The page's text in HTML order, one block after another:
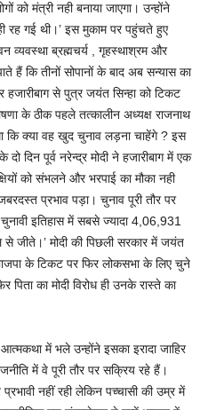
को मंत्री नही बनाया जाएगा। उन्होंने
रह गई थी।’ इस मुकाम पर पहुंचते हुए
व्यवस्था ब्रह्मचर्य , गृहस्थाश्रम और
हैं कि तीनों सोपानों के बाद अब सन्यास का
हजारीबाग से पुत्र जयंत सिन्हा को टिकट
के ठीक पहले तत्कालीन अध्यक्ष राजनाथ
कि क्या वह खुद चुनाव लड़ना चाहेंगे ? इस
दिन पूर्व नरेन्द्र मोदी ने हजारीबाग में एक
को संभलने और भरपाई का मौका नही
प्रभाव पड़ा। चुनाव पूरी तौर पर
इतिहास में सबसे ज्यादा 4,06,931
जीते।’ मोदी की पिछली सरकार में जयंत
के टिकट पर फिर लोकसभा के लिए चुने
का मोदी विरोध ही उनके रास्ते का
में भले उन्होंने इसका इरादा जाहिर
में वे पूरी तौर पर सक्रिय रहे हैं।
नहीं रही लेकिन पच्चासी की उम्र में